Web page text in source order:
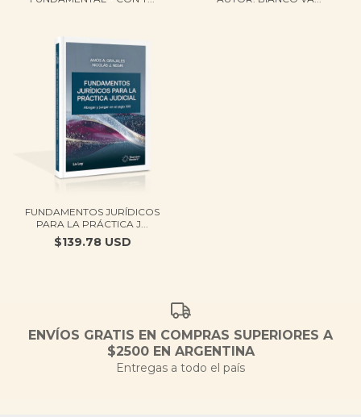
FUNDAMENTOS JURÍDICOS
PARA LA PRÁCTICA J...
$139.78 USD
ENVÍOS GRATIS EN COMPRAS SUPERIORES A
$2500 EN ARGENTINA
Entregas a todo el país